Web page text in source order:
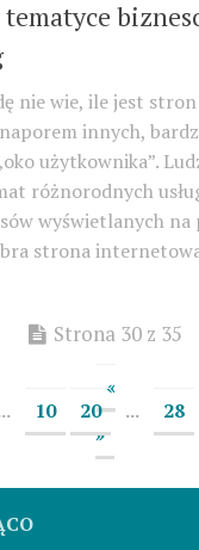
nie wie, ile jest
innych,
użytkownika”.
różnorodnych
wyświetlanych
strona
Strona 30 z 35
«
10 20 ... 28
»